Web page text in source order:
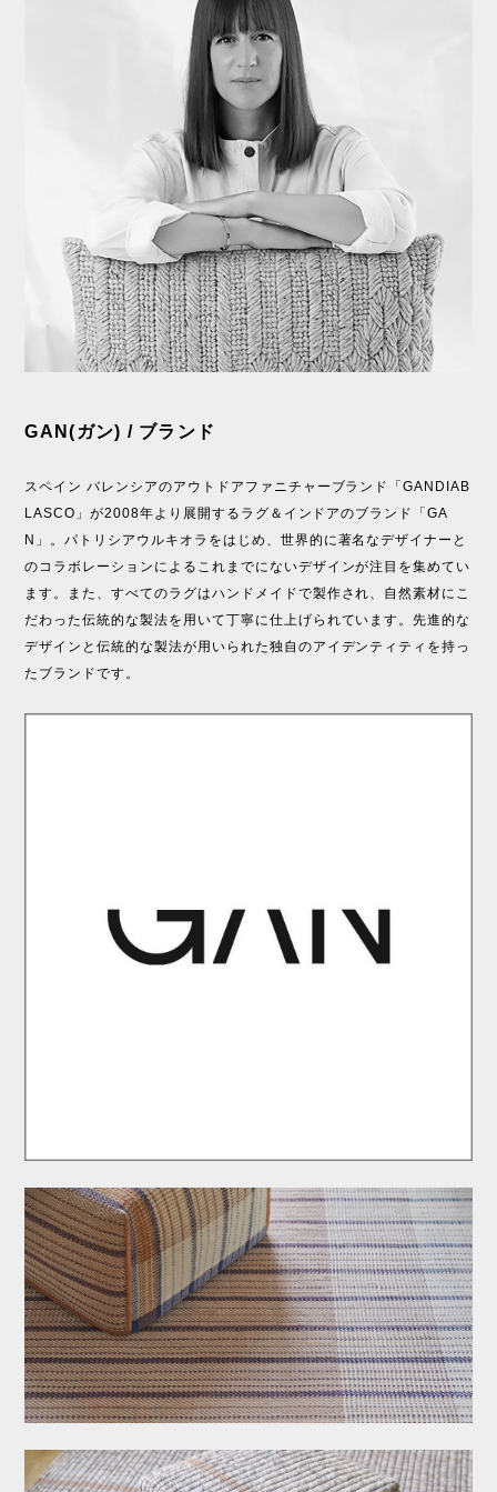
GAN(ガン) / ブランド
スペイン バレンシアのアウトドアファニチャーブランド「GANDIAB
LASCO」が2008年より展開するラグ＆インドアのブランド「GA
N」。パトリシアウルキオラをはじめ、世界的に著名なデザイナーと
のコラボレーションによるこれまでにないデザインが注目を集めてい
ます。また、すべてのラグはハンドメイドで製作され、自然素材にこ
だわった伝統的な製法を用いて丁寧に仕上げられています。先進的な
デザインと伝統的な製法が用いられた独自のアイデンティティを持っ
たブランドです。